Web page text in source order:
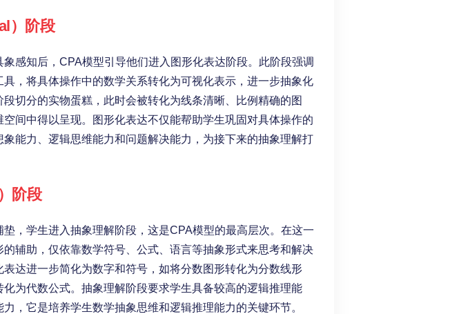
）阶段
感知后，CPA模型引导他们进入图形化表达阶段。此阶段强调
，将具体操作中的数学关系转化为可视化表示，进一步抽象化
切分的实物蛋糕，此时会被转化为线条清晰、比例精确的图
间中得以呈现。图形化表达不仅能帮助学生巩固对具体操作的
能力、逻辑思维能力和问题解决能力，为接下来的抽象理解打
阶段
，学生进入抽象理解阶段，这是CPA模型的最高层次。在这一
辅助，仅依靠数学符号、公式、语言等抽象形式来思考和解决
达进一步简化为数字和符号，如将分数图形转化为分数线形
为代数公式。抽象理解阶段要求学生具备较高的逻辑推理能
，它是培养学生数学抽象思维和逻辑推理能力的关键环节。